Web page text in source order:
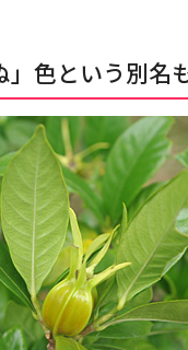
色という別名